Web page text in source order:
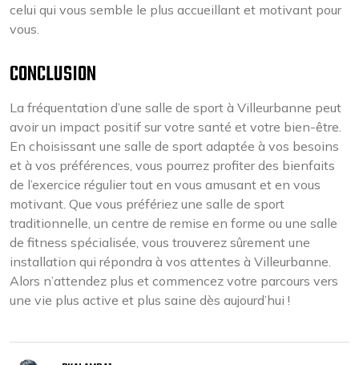
celui qui vous semble le plus accueillant et motivant pour
vous.
CONCLUSION
La fréquentation d’une salle de sport à Villeurbanne peut
avoir un impact positif sur votre santé et votre bien-être.
En choisissant une salle de sport adaptée à vos besoins
et à vos préférences, vous pourrez profiter des bienfaits
de l’exercice régulier tout en vous amusant et en vous
motivant. Que vous préfériez une salle de sport
traditionnelle, un centre de remise en forme ou une salle
de fitness spécialisée, vous trouverez sûrement une
installation qui répondra à vos attentes à Villeurbanne.
Alors n’attendez plus et commencez votre parcours vers
une vie plus active et plus saine dès aujourd’hui !